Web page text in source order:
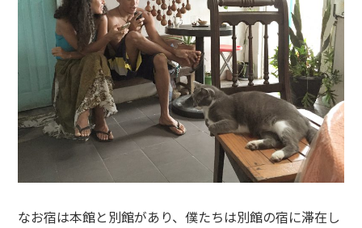
なお宿は本館と別館があり、僕たちは別館の宿に滞在し